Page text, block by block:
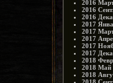
2016
2016
2016
2017
2017
2017
2017
2017
2018
2018 Май
2018